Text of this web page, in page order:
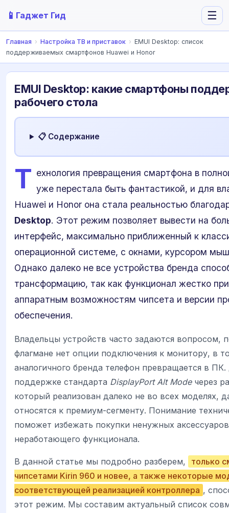
📱 Гаджет Гид ☰
Главная › Настройка ТВ и приставок › EMUI Desktop: список
поддерживаемых смартфонов Huawei и Honor
EMUI Desktop: какие смартфоны
рабочего стола
📋 Содержание
Т ехнология превращения смартфона в
уже перестала быть фантастикой, и для
Huawei и Honor она стала реальностью
Desktop. Этот режим позволяет вывести на
интерфейс, максимально приближенный к
операционной системе, с окнами, курсором
Однако далеко не все устройства бренда
трансформацию, так как функционал жестко
аппаратным возможностям чипсета и версии
обеспечения.
Владельцы устройств часто задаются вопросом,
флагмане нет опции подключения к монитору, в
аналогичного бренда телефон превращается в
поддержке стандарта DisplayPort Alt Modeчерез
который реализован далеко не во всех моделях,
относятся к премиум-сегменту. Понимание
поможет избежать покупки ненужных
неработающего функционала.
В данной статье мы подробно разберем,
только
чипсетами Kirin 960 и новее, а также некоторые
соответствующей реализацией контроллера ,
этот режим. Мы составим актуальный список